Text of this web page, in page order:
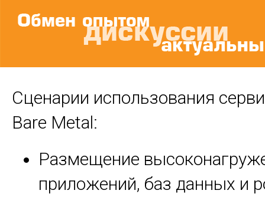
Сценарии использования
Bare Metal:
Размещение
приложений, баз данных и